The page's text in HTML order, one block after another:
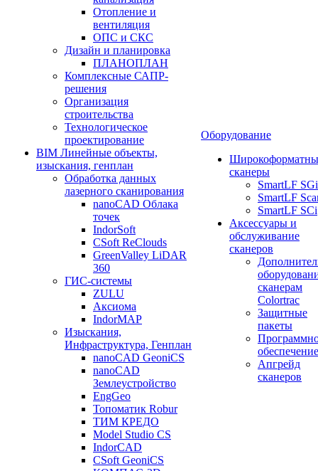
Отопление и
вентиляция
ОПС и СКС
Дизайн и планировка
ПЛАНОПЛАН
Комплексные САПР-
решения
Организация
строительства
Технологическое
проектирование
BIM Линейные объекты,
изыскания, генплан
Обработка данных
лазерного сканирования
nanoCAD Облака
точек
IndorSoft
CSoft ReClouds
GreenValley LiDAR
360
ГИС-системы
ZULU
Аксиома
IndorMAP
Изыскания,
Инфраструктура, Генплан
nanoCAD GeoniCS
nanoCAD
Землеустройство
EngGeo
Топоматик Robur
ТИМ КРЕДО
Model Studio CS
IndorCAD
CSoft GeoniCS
Оборудование
сканеры
SmartLF SGi
SmartLF
SmartLF SCi
Аксессуары и
обслуживание
сканеров
сканерам
Colortrac
Защитные
пакеты
обеспечение
Апгрейд
сканеров